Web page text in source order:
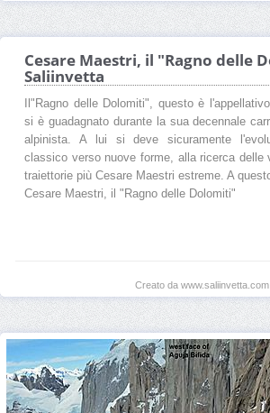
Cesare Maestri, il "Ragno delle
Saliinvetta
Il"Ragno delle Dolomiti", questo è
si è guadagnato durante la sua decennale
alpinista. A lui si deve sicuramente
classico verso nuove forme, alla ricerca delle
traiettorie più Cesare Maestri estreme. A
Cesare Maestri, il "Ragno delle Dolomiti"
Creato da www.saliinvetta.com